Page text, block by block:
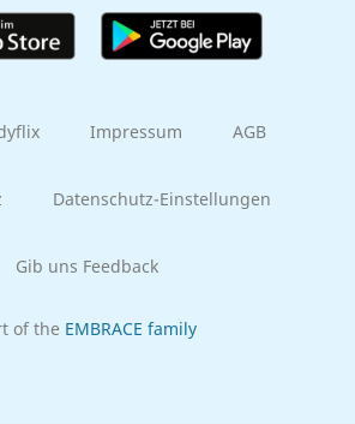
Impressum AGB
Datenschutz-Einstellungen
Gib uns Feedback
of the EMBRACE family